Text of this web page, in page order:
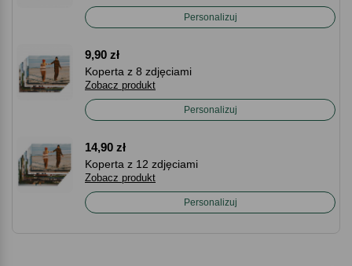
Personalizuj
9,90 zł
Koperta z 8 zdjęciami
Zobacz produkt
Personalizuj
14,90 zł
Koperta z 12 zdjęciami
Zobacz produkt
Personalizuj